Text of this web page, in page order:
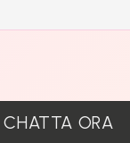
CHATTA ORA